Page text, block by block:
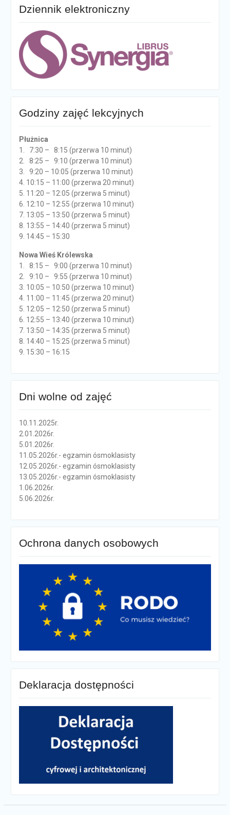
Dziennik elektroniczny
Godziny zajęć lekcyjnych
Płużnica
1. 7:30 – 8:15 (przerwa 10 minut)
2. 8:25 – 9:10 (przerwa 10 minut)
3. 9:20 – 10:05 (przerwa 10 minut)
4. 10:15 – 11:00 (przerwa 20 minut)
5. 11:20 – 12:05 (przerwa 5 minut)
6. 12:10 – 12:55 (przerwa 10 minut)
7. 13:05 – 13:50 (przerwa 5 minut)
8. 13:55 – 14:40 (przerwa 5 minut)
9. 14:45 – 15:30
Nowa Wieś Królewska
1. 8:15 – 9:00 (przerwa 10 minut)
2. 9:10 – 9:55 (przerwa 10 minut)
3. 10:05 – 10:50 (przerwa 10 minut)
4. 11:00 – 11:45 (przerwa 20 minut)
5. 12:05 – 12:50 (przerwa 5 minut)
6. 12:55 – 13:40 (przerwa 10 minut)
7. 13:50 – 14:35 (przerwa 5 minut)
8. 14:40 – 15:25 (przerwa 5 minut)
9. 15:30 – 16:15
Dni wolne od zajęć
10.11.2025r.
2.01.2026r.
5.01.2026r.
11.05.2026r.- egzamin ósmoklasisty
12.05.2026r.- egzamin ósmoklasisty
13.05.2026r.- egzamin ósmoklasisty
1.06.2026r.
5.06.2026r.
Ochrona danych osobowych
Deklaracja dostępności